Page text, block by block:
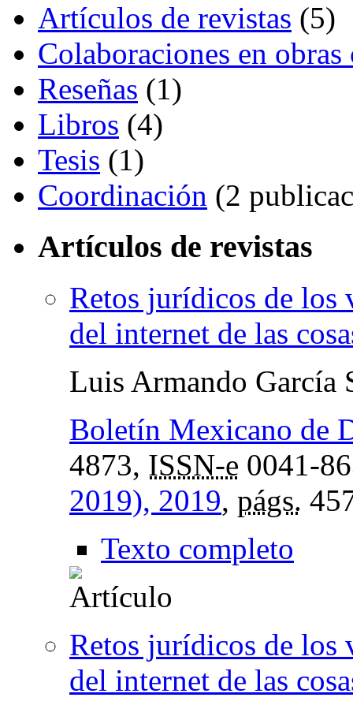
Artículos de revistas (5)
Colaboraciones en
Reseñas (1)
Libros (4)
Tesis (1)
Coordinación (2
Artículos de revistas
Retos jurídicos de los
del internet de las
Luis Armando García
Boletín Mexicano de
4873, ISSN-e 0041-
2019), 2019, págs.
Texto completo
Retos jurídicos de los
del internet de las